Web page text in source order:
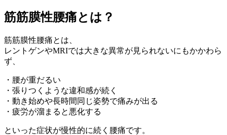
筋筋膜性腰痛とは？
筋筋膜性腰痛とは、
レントゲンやMRIでは大きな異常が見られないにもかかわら
ず、
・腰が重だるい
・張りつくような違和感が続く
・動き始めや長時間同じ姿勢で痛みが出る
・疲労が溜まると悪化する
といった症状が慢性的に続く腰痛です。